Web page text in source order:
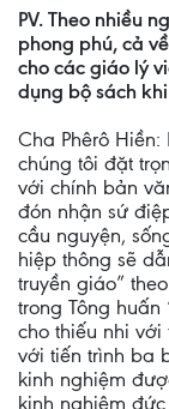
PV. Theo nhiều
phong phú, cả
cho các giáo lý
dụng bộ sách
Cha Phêrô
chúng tôi đặt
với chính bản
đón nhận sứ
cầu nguyện,
hiệp thông sẽ
truyền giáo”
trong Tông
cho thiếu nhi
với tiến trình ba
kinh nghiệm
kinh nghiệm